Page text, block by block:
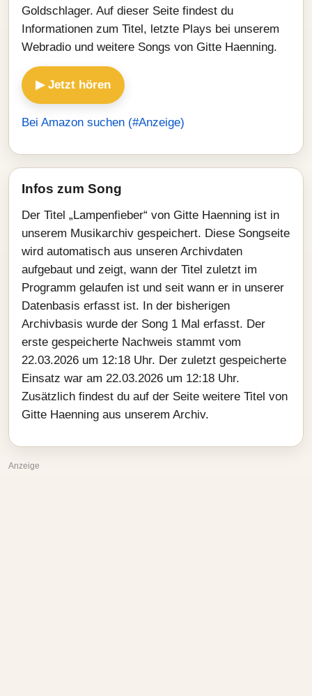
Goldschlager. Auf dieser Seite findest du
Informationen zum Titel, letzte Plays bei unserem
Webradio und weitere Songs von Gitte Haenning.
▶ Jetzt hören
Bei Amazon suchen (#Anzeige)
Infos zum Song
Der Titel „Lampenfieber“ von Gitte Haenning ist in
unserem Musikarchiv gespeichert. Diese Songseite
wird automatisch aus unseren Archivdaten
aufgebaut und zeigt, wann der Titel zuletzt im
Programm gelaufen ist und seit wann er in unserer
Datenbasis erfasst ist. In der bisherigen
Archivbasis wurde der Song 1 Mal erfasst. Der
erste gespeicherte Nachweis stammt vom
22.03.2026 um 12:18 Uhr. Der zuletzt gespeicherte
Einsatz war am 22.03.2026 um 12:18 Uhr.
Zusätzlich findest du auf der Seite weitere Titel von
Gitte Haenning aus unserem Archiv.
Anzeige